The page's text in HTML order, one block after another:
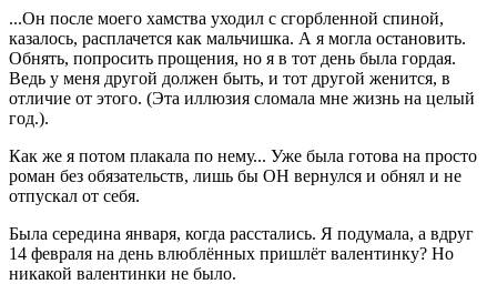
...Он после моего хамства уходил с сгорбленной спиной,
казалось, расплачется как мальчишка. А я могла остановить.
Обнять, попросить прощения, но я в тот день была гордая.
Ведь у меня другой должен быть, и тот другой женится, в
отличие от этого. (Эта иллюзия сломала мне жизнь на целый
год.).
Как же я потом плакала по нему... Уже была готова на просто
роман без обязательств, лишь бы ОН вернулся и обнял и не
отпускал от себя.
Была середина января, когда расстались. Я подумала, а вдруг
14 февраля на день влюблённых пришлёт валентинку? Но
никакой валентинки не было.